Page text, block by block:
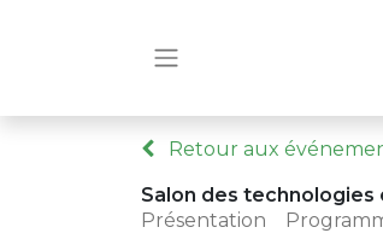
Retour aux
Salon des
Présentation